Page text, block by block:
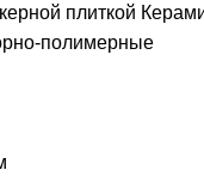
плиткой
полимерные